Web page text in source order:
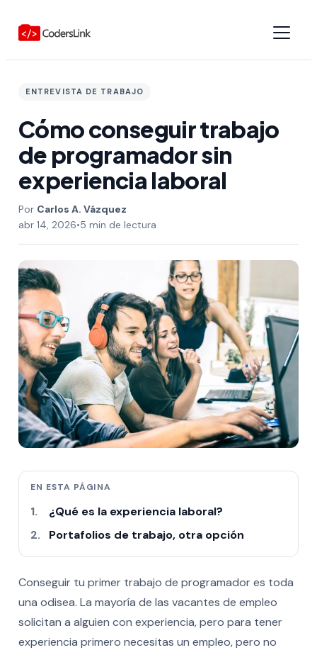
ENTREVISTA DE TRABAJO
Cómo conseguir trabajo
de programador sin
experiencia laboral
Carlos A. Vázquez
abr 14, 2026•5 min de lectura
EN ESTA PÁGINA
¿Qué es la experiencia laboral?
Portafolios de trabajo, otra opción
Conseguir tu primer trabajo de programador es toda
una odisea. La mayoría de las vacantes de empleo
solicitan a alguien con experiencia, pero para tener
experiencia primero necesitas un empleo, pero no